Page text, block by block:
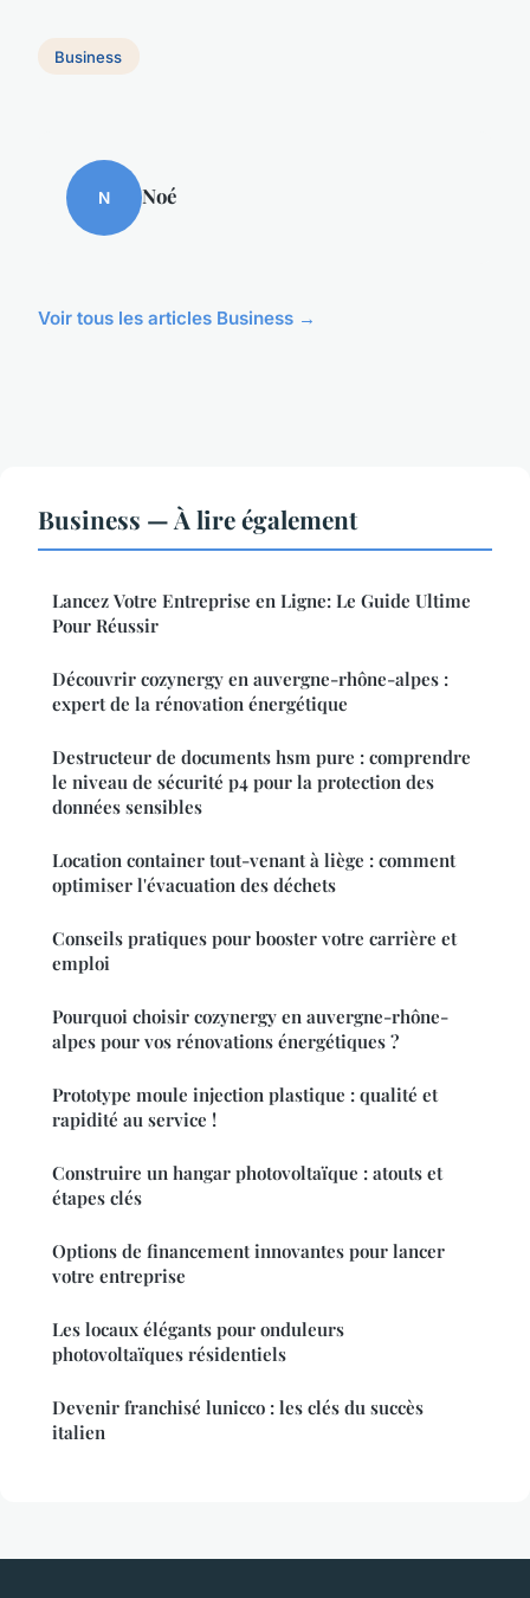
Business
N Noé
Voir tous les articles Business →
Business — À lire également
Lancez Votre Entreprise en Ligne: Le Guide Ultime
Pour Réussir
Découvrir cozynergy en auvergne-rhône-alpes :
expert de la rénovation énergétique
Destructeur de documents hsm pure : comprendre
le niveau de sécurité p4 pour la protection des
données sensibles
Location container tout-venant à liège : comment
optimiser l'évacuation des déchets
Conseils pratiques pour booster votre carrière et
emploi
Pourquoi choisir cozynergy en auvergne-rhône-
alpes pour vos rénovations énergétiques ?
Prototype moule injection plastique : qualité et
rapidité au service !
Construire un hangar photovoltaïque : atouts et
étapes clés
Options de financement innovantes pour lancer
votre entreprise
Les locaux élégants pour onduleurs
photovoltaïques résidentiels
Devenir franchisé lunicco : les clés du succès
italien